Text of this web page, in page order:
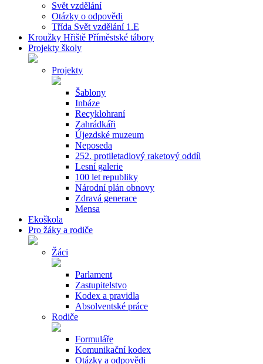
Svět vzdělání
Otázky o odpovědi
Třída Svět vzdělání 1.E
Kroužky Hřiště Příměstské tábory
Projekty školy
Projekty
Šablony
Inbáze
Recyklohraní
Zahrádkáři
Újezdské muzeum
Neposeda
252. protiletadlový raketový oddíl
Lesní galerie
100 let republiky
Národní plán obnovy
Zdravá generace
Mensa
Ekoškola
Pro žáky a rodiče
Žáci
Parlament
Zastupitelstvo
Kodex a pravidla
Absolventské práce
Rodiče
Formuláře
Komunikační kodex
Otázky a odpovědi